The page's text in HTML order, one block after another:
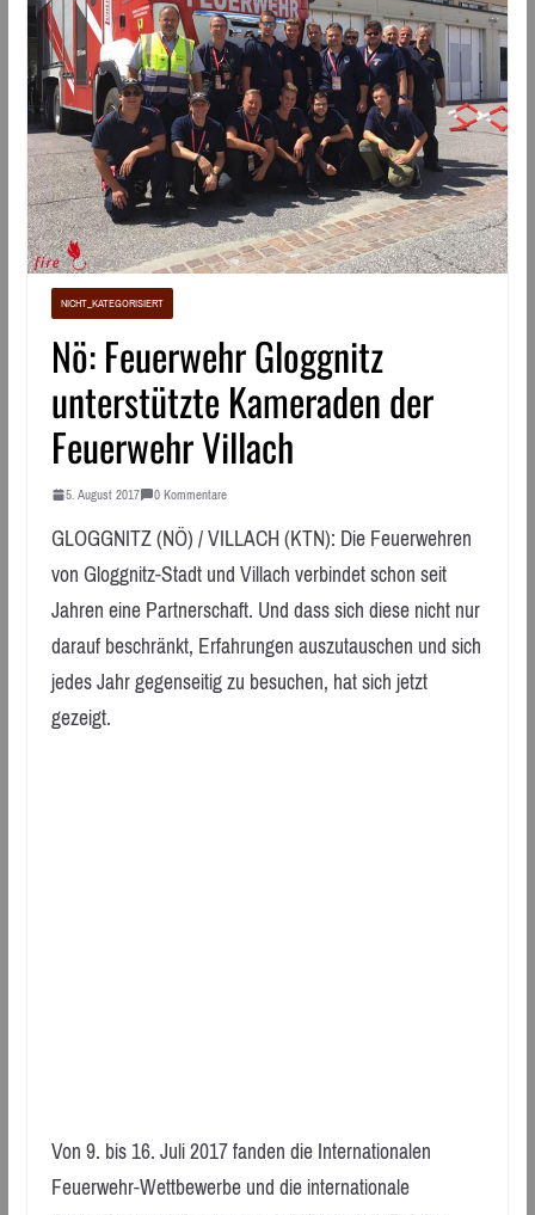
NICHT_KATEGORISIERT
Nö: Feuerwehr Gloggnitz
unterstützte Kameraden der
Feuerwehr Villach
5. August 2017 0 Kommentare
GLOGGNITZ (NÖ) / VILLACH (KTN): Die Feuerwehren
von Gloggnitz-Stadt und Villach verbindet schon seit
Jahren eine Partnerschaft. Und dass sich diese nicht nur
darauf beschränkt, Erfahrungen auszutauschen und sich
jedes Jahr gegenseitig zu besuchen, hat sich jetzt
gezeigt.
Von 9. bis 16. Juli 2017 fanden die Internationalen
Feuerwehr-Wettbewerbe und die internationale